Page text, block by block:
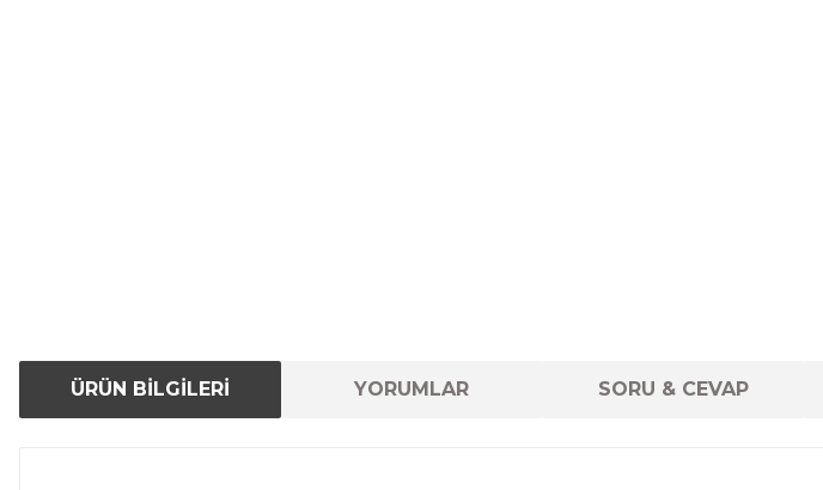
ÜRÜN BİLGİLERİ YORUMLAR SORU & CEVAP